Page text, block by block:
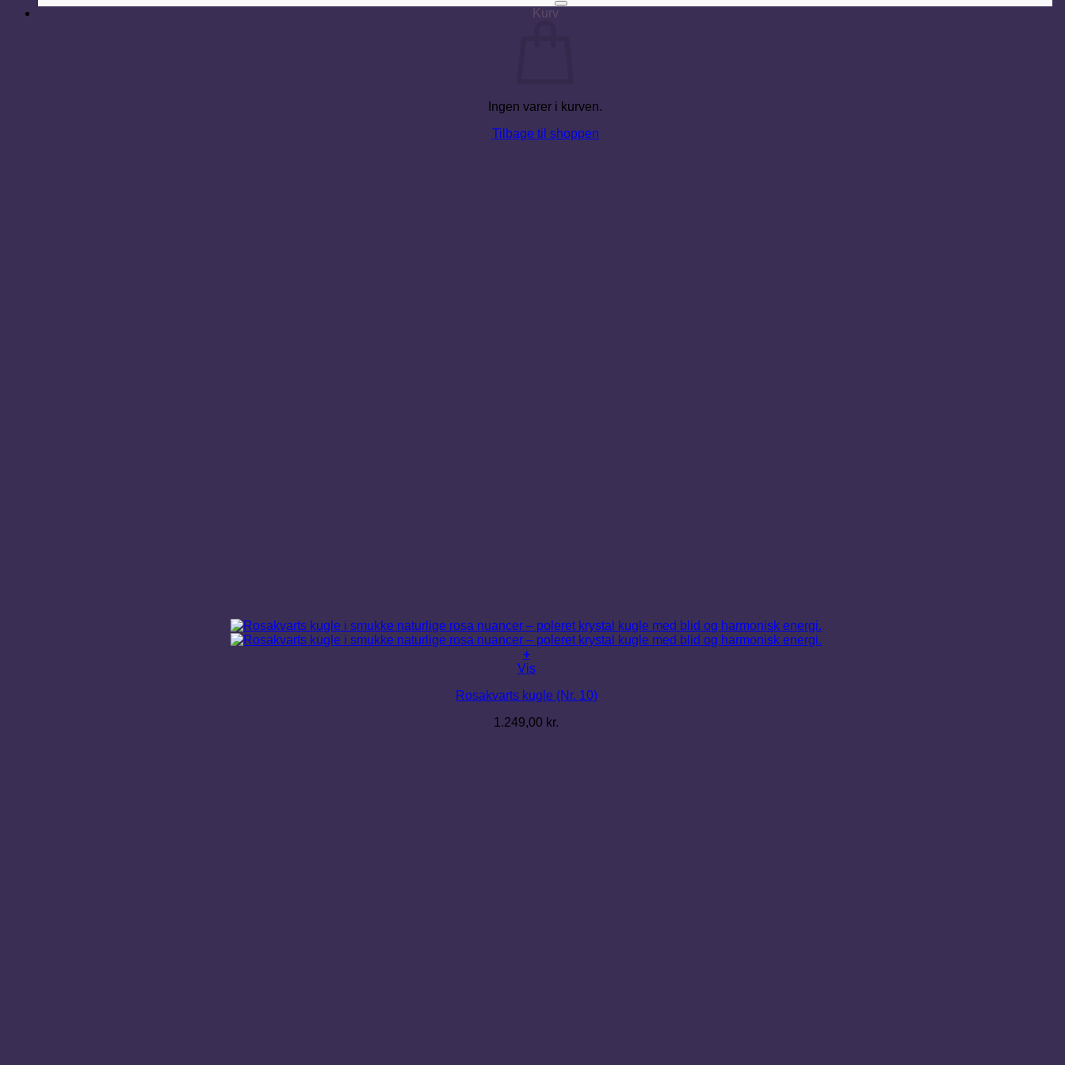
Kurv
Ingen varer i kurven.
Tilbage til shoppen
+
Vis
Rosakvarts kugle (Nr. 10)
1.249,00 kr.